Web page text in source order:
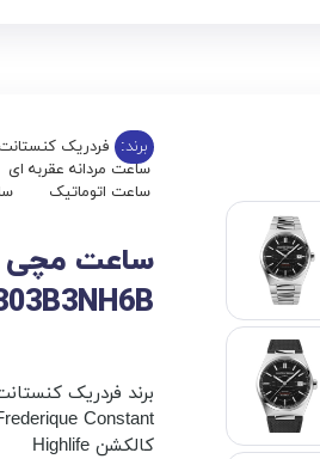
برند: فردریک کنستانت
ساعت مردانه عقربه ای
ساعت اتوماتیک
برند فردریک
Constant
کالکشن Highlife